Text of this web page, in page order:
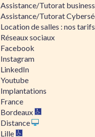
Assistance/Tutorat
Assistance/Tutorat
Location de salles : nos tarifs
Réseaux sociaux
Facebook
Instagram
LinkedIn
Youtube
Implantations
France
Bordeaux
Distance
Lille